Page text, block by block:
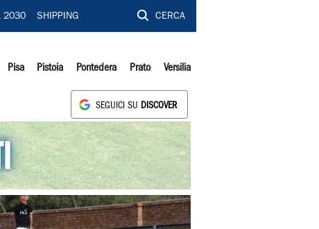
2030 SHIPPING CERCA
Pisa Pistoia Pontedera Prato Versilia
SEGUICI SU DISCOVER